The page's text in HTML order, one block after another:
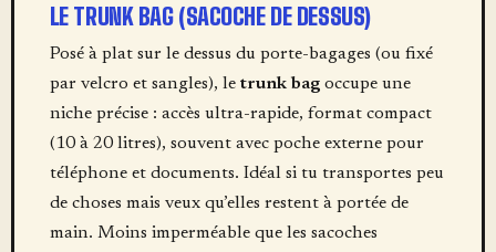
LE TRUNK BAG (SACOCHE DE DESSUS)
Posé à plat sur le dessus du porte-bagages (ou fixé
par velcro et sangles), le trunk bagoccupe une
niche précise : accès ultra-rapide, format compact
(10 à 20 litres), souvent avec poche externe pour
téléphone et documents. Idéal si tu transportes peu
de choses mais veux qu’elles restent à portée de
main. Moins imperméable que les sacoches